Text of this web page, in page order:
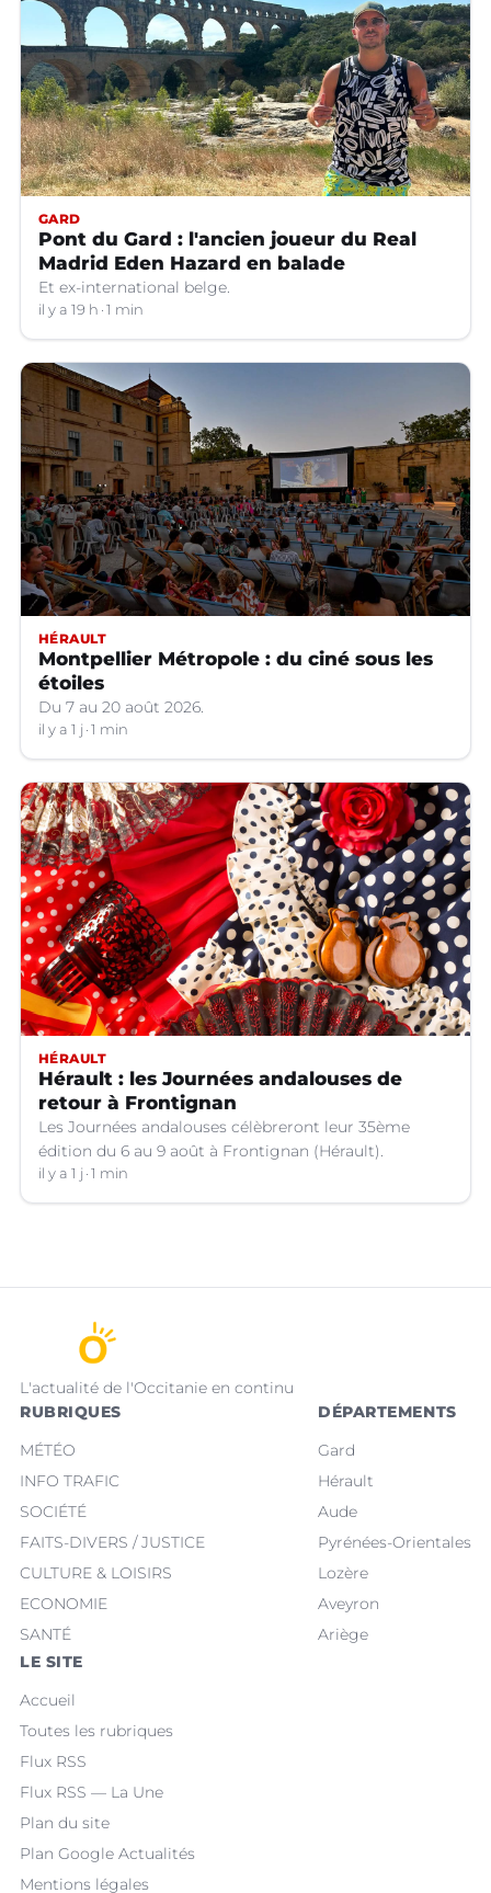
GARD
Pont du Gard : l'ancien joueur du Real
Madrid Eden Hazard en balade
Et ex-international belge.
il y a 19 h 1 min
HÉRAULT
Montpellier Métropole : du ciné sous les
étoiles
Du 7 au 20 août 2026.
il y a 1 j 1 min
HÉRAULT
Hérault : les Journées andalouses de
retour à Frontignan
Les Journées andalouses célèbreront leur 35ème
édition du 6 au 9 août à Frontignan (Hérault).
il y a 1 j 1 min
L'actualité de l'Occitanie en continu
RUBRIQUES
MÉTÉO
INFO TRAFIC
SOCIÉTÉ
FAITS-DIVERS / JUSTICE
CULTURE & LOISIRS
ECONOMIE
SANTÉ
DÉPARTEMENTS
Gard
Hérault
Aude
Pyrénées-Orientales
Lozère
Aveyron
Ariège
LE SITE
Accueil
Toutes les rubriques
Flux RSS
Flux RSS — La Une
Plan du site
Plan Google Actualités
Mentions légales